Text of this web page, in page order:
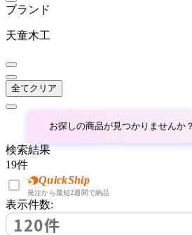
resortir
SOGOKAGU
ソウゴウカグ
TEORI
テオリ
ブランド
天童木工
全てクリア
お探しの商品が見つかりませんか
検索結果
19件
QuickShip
発注から最短2週間で納品
表示件数:
120件